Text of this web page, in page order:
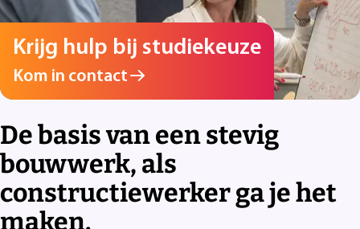
De basis van een stevig
bouwwerk, als
constructiewerker ga je het
maken.
Krijg hulp bij studiekeuze
Kom in contact